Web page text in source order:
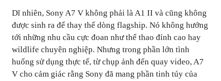
Dĩ nhiên, Sony A7 V không phải là A1 II và cũng không
được sinh ra để thay thế dòng flagship. Nó không hướng
tới những nhu cầu cực đoan như thể thao đỉnh cao hay
wildlife chuyên nghiệp. Nhưng trong phần lớn tình
huống sử dụng thực tế, từ chụp ảnh đến quay video, A7
V cho cảm giác rằng Sony đã mang phần tinh túy của